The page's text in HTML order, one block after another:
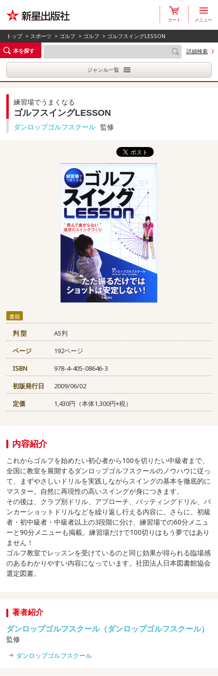
カート メニュー
トップ > スポーツ > ゴルフ > ゴルフ > ゴルフスイングLESSON
本を探す
詳細検索
ジャンル一覧
練習場でうまくなる
ゴルフスイングLESSON
ダンロップゴルフスクール 監修
書籍
判 型
A5判
ページ
192ページ
ISBN
978-4-405-08646-3
初版発行日
2009/06/02
定価
1,430円（本体1,300円+税）
内容紹介
これからゴルフを始めたい初心者から100を切りたい中級者まで、
全国に教室を展開するダンロップゴルフスクールのノウハウに従っ
て、まずやさしいドリルを実践しながらスイングの基本を徹底的に
マスター。自然に再現性の高いスイングが身につきます。
その後は、クラブ別ドリル、アプローチ、パッティングドリル、バ
ンカーショットドリルなどを繰り返し行える内容に。さらに、初級
者・初中級者・中級者以上の3段階に分け、練習場での60分メニュ
ーと90分メニューも掲載。練習場だけで100切りはもう夢ではあり
ません！
ゴルフ教室でレッスンを受けているのと同じ効果が得られる臨場感
のあるわかりやすい内容になっています。社団法人日本図書館協会
選定図書。
著者紹介
ダンロップゴルフスクール（ダンロップゴルフスクール）
監修
ダンロップゴルフスクール